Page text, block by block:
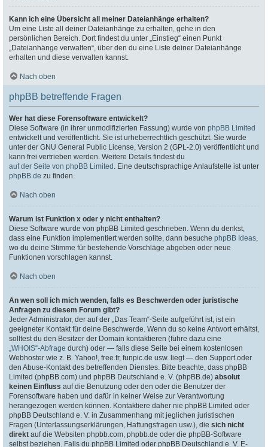
Kann ich eine Übersicht all meiner Dateianhänge erhalten?
Um eine Liste all deiner Dateianhänge zu erhalten, gehe in den
persönlichen Bereich. Dort findest du unter „Einstieg“ einen Punkt
„Dateianhänge verwalten“, über den du eine Liste deiner Dateianhänge
erhalten und diese verwalten kannst.
Nach oben
phpBB betreffende Fragen
Wer hat diese Forensoftware entwickelt?
Diese Software (in ihrer unmodifizierten Fassung) wurde von phpBB Limited
entwickelt und veröffentlicht. Sie ist urheberrechtlich geschützt. Sie wurde
unter der GNU General Public License, Version 2 (GPL-2.0) veröffentlicht und
kann frei vertrieben werden. Weitere Details findest du
auf der Seite von phpBB Limited . Eine deutschsprachige Anlaufstelle ist unter
phpBB.de zu finden.
Nach oben
Warum ist Funktion x oder y nicht enthalten?
Diese Software wurde von phpBB Limited geschrieben. Wenn du denkst,
dass eine Funktion implementiert werden sollte, dann besuche phpBB Ideas,
wo du deine Stimme für bestehende Vorschläge abgeben oder neue
Funktionen vorschlagen kannst.
Nach oben
An wen soll ich mich wenden, falls es Beschwerden oder juristische
Anfragen zu diesem Forum gibt?
Jeder Administrator, der auf der „Das Team“-Seite aufgeführt ist, ist ein
geeigneter Kontakt für deine Beschwerde. Wenn du so keine Antwort erhältst,
solltest du den Besitzer der Domain kontaktieren (führe dazu eine
„WHOIS“-Abfrage durch) oder — falls diese Seite bei einem kostenlosen
Webhoster wie z. B. Yahoo!, free.fr, funpic.de usw. liegt — den Support oder
den Abuse-Kontakt des betreffenden Dienstes. Bitte beachte, dass phpBB
Limited (phpBB.com) und phpBB Deutschland e. V. (phpBB.de) absolut
keinen Einfluss auf die Benutzung oder den oder die Benutzer der
Forensoftware haben und dafür in keiner Weise zur Verantwortung
herangezogen werden können. Kontaktiere daher nie phpBB Limited oder
phpBB Deutschland e. V. in Zusammenhang mit jeglichen juristischen
Fragen (Unterlassungserklärungen, Haftungsfragen usw.), die sich nicht
direkt auf die Websiten phpbb.com, phpbb.de oder die phpBB-Software
selbst beziehen. Falls du phpBB Limited oder phpBB Deutschland e. V. E-